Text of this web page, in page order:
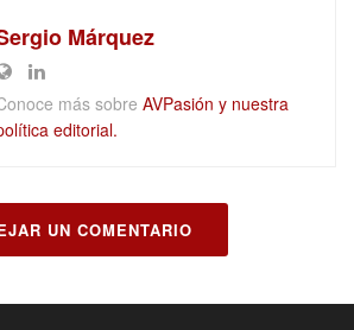
Márquez
más sobre AVPasión y nuestra
editorial.
UN COMENTARIO